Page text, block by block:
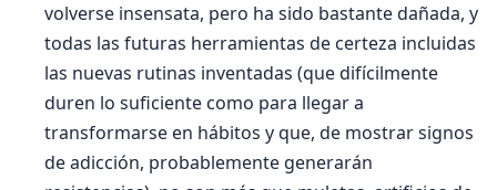
volverse insensata, pero ha sido bastante dañada, y
todas las futuras herramientas de certeza incluidas
las nuevas rutinas inventadas (que difícilmente
duren lo suficiente como para llegar a
transformarse en hábitos y que, de mostrar signos
de adicción, probablemente generarán